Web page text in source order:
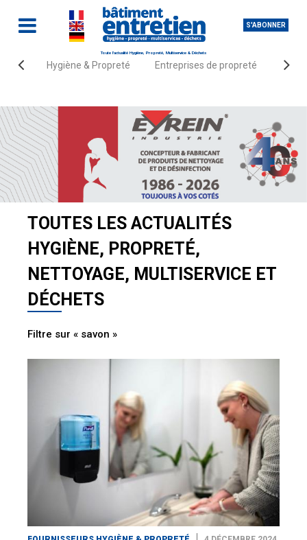
S'ABONNER
Toute l'actualité Hygiène, Propreté, Multiservice & Déchets
Hygiène & Propreté Entreprises de propreté
Accueil Actualités
TOUTES LES ACTUALITÉS
HYGIÈNE, PROPRETÉ,
NETTOYAGE, MULTISERVICE ET
DÉCHETS
Filtre sur « savon »